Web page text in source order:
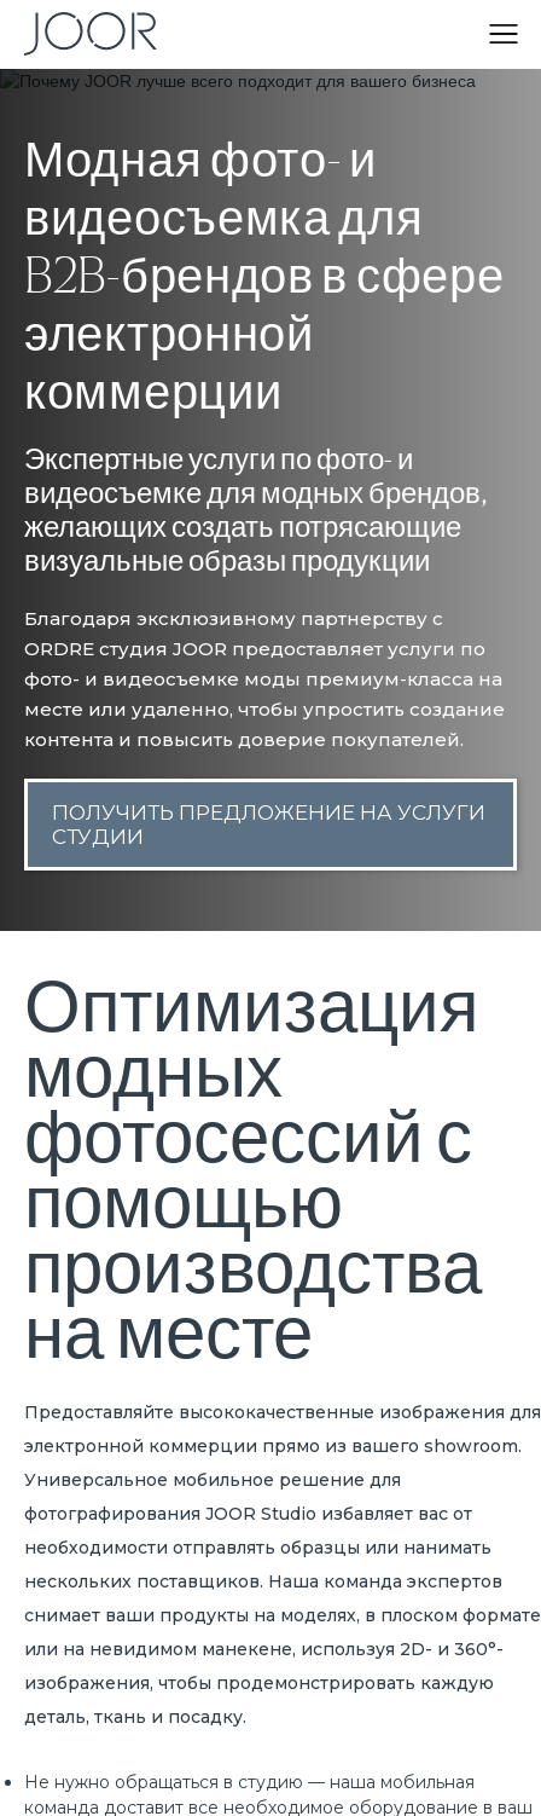
Модная фото- и
видеосъемка для
B2B-брендов в сфере
электронной
коммерции
Экспертные услуги по фото- и
видеосъемке для модных брендов,
желающих создать потрясающие
визуальные образы продукции
Благодаря эксклюзивному партнерству с
ORDRE студия JOOR предоставляет услуги по
фото- и видеосъемке моды премиум-класса на
месте или удаленно, чтобы упростить создание
контента и повысить доверие покупателей.
ПОЛУЧИТЬ ПРЕДЛОЖЕНИЕ НА УСЛУГИ
СТУДИИ
Оптимизация
модных
фотосессий с
помощью
производства
на месте
Предоставляйте высококачественные изображения для
электронной коммерции прямо из вашего showroom.
Универсальное мобильное решение для
фотографирования JOOR Studio избавляет вас от
необходимости отправлять образцы или нанимать
нескольких поставщиков. Наша команда экспертов
снимает ваши продукты на моделях, в плоском формате
или на невидимом манекене, используя 2D- и 360°-
изображения, чтобы продемонстрировать каждую
деталь, ткань и посадку.
Не нужно обращаться в студию — наша мобильная
команда доставит все необходимое оборудование в ваш